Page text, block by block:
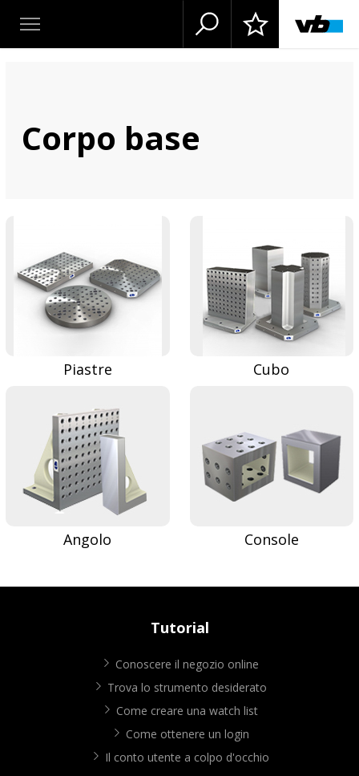
Corpo base
Piastre Cubo
Angolo Console
Tutorial
Conoscere il negozio online
Trova lo strumento desiderato
Come creare una watch list
Come ottenere un login
Il conto utente a colpo d'occhio